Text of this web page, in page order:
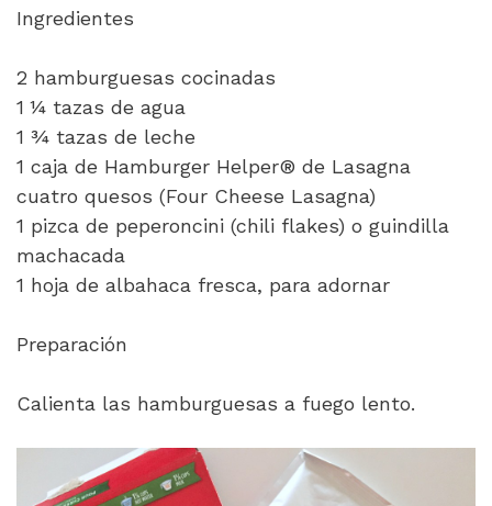
Ingredientes
2 hamburguesas cocinadas
1 ¼ tazas de agua
1 ¾ tazas de leche
1 caja de Hamburger Helper® de Lasagna
cuatro quesos (Four Cheese Lasagna)
1 pizca de peperoncini (chili flakes) o guindilla
machacada
1 hoja de albahaca fresca, para adornar
Preparación
Calienta las hamburguesas a fuego lento.